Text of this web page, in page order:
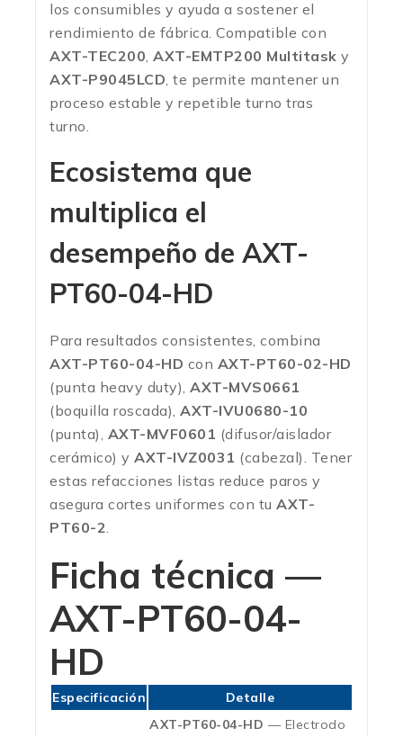
los consumibles y ayuda a sostener el
rendimiento de fábrica. Compatible con
AXT-TEC200 AXT-EMTP200 Multitask y
AXT-P9045LCD , te permite mantener un
proceso estable y repetible turno tras
turno.
Ecosistema que
multiplica el
desempeño de AXT-
PT60-04-HD
Para resultados consistentes, combina
AXT-PT60-04-HD con AXT-PT60-02-HD
(punta heavy duty), AXT-MVS0661
(boquilla roscada), AXT-IVU0680-10
(punta), AXT-MVF0601 (difusor/aislador
cerámico) y AXT-IVZ0031 (cabezal). Tener
estas refacciones listas reduce paros y
asegura cortes uniformes con tu AXT-
PT60-2
Ficha técnica —
AXT-PT60-04-
HD
Especificación Detalle
AXT-PT60-04-HD — Electrodo